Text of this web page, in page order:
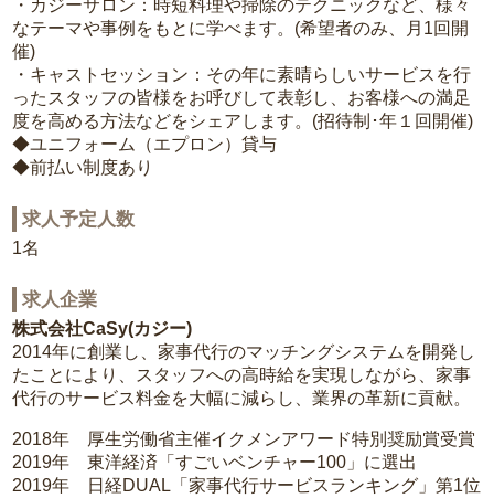
・カジーサロン：時短料理や掃除のテクニックなど、様々
なテーマや事例をもとに学べます。(希望者のみ、月1回開
催)
・キャストセッション：その年に素晴らしいサービスを行
ったスタッフの皆様をお呼びして表彰し、お客様への満足
度を高める方法などをシェアします。(招待制･年１回開催)
◆ユニフォーム（エプロン）貸与
◆前払い制度あり
求人予定人数
1名
求人企業
株式会社CaSy(カジー)
2014年に創業し、家事代行のマッチングシステムを開発し
たことにより、スタッフへの高時給を実現しながら、家事
代行のサービス料金を大幅に減らし、業界の革新に貢献。
2018年 厚生労働省主催イクメンアワード特別奨励賞受賞
2019年 東洋経済「すごいベンチャー100」に選出
2019年 日経DUAL「家事代行サービスランキング」第1位